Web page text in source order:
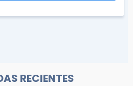
RECIENTES